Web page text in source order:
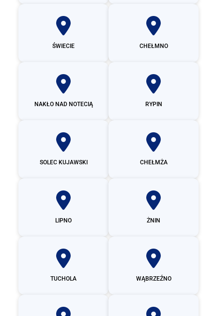
ŚWIECIE CHEŁMNO
NAKŁO NAD NOTECIĄ RYPIN
SOLEC KUJAWSKI CHEŁMŻA
LIPNO ŻNIN
TUCHOLA WĄBRZEŹNO